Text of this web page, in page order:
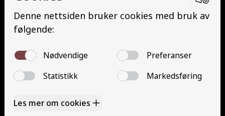
Minibuss (D1)
Minibuss med henger (D1E)
Person (YDP – YSK)
YSK Gods etterutdanning (EYDG)
YSK Person etterutdanning (EYDP)
Kontakt